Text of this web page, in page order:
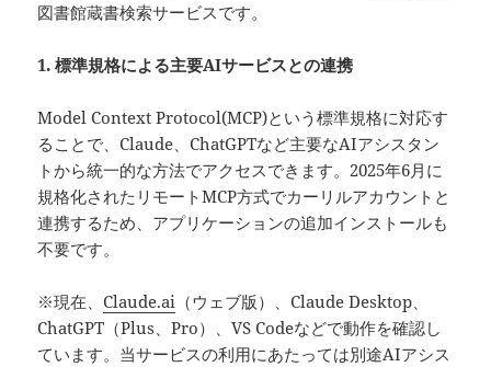
図書館蔵書検索サービスです。
1. 標準規格による主要AIサービスとの連携
Model Context Protocol(MCP)という標準規格に対応す
ることで、Claude、ChatGPTなど主要なAIアシスタン
トから統一的な方法でアクセスできます。2025年6月に
規格化されたリモートMCP方式でカーリルアカウントと
連携するため、アプリケーションの追加インストールも
不要です。
※現在、Claude.ai （ウェブ版）、Claude Desktop、
ChatGPT（Plus、Pro）、VS Codeなどで動作を確認し
ています。当サービスの利用にあたっては別途AIアシス